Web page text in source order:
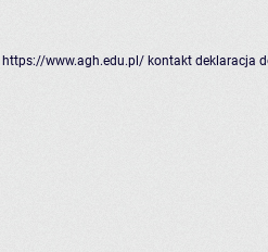
https://www.agh.edu.pl/ kontakt deklaracja